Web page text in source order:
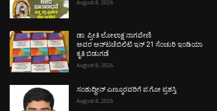
August 8, 2026
ಡಾ. ಪ್ರೀತಿ ಲೋಲಾಕ್ಷ ನಾಗವೇಣಿ
ಅವರ ಅನ್‌ಟಚೆಬಿಲಿಟಿ ಇನ್ 21 ಸೆಂಚುರಿ ಇಂಡಿಯಾ
ಕೃತಿ ಬಿಡುಗಡೆ
August 8, 2026
ಸಂಶುದ್ಧೀನ್ ಎಣ್ಮೂರವರಿಗೆ ಪ.ಗೋ ಪ್ರಶಸ್ತಿ
August 8, 2026